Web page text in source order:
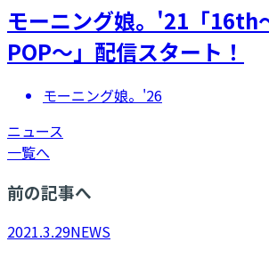
モーニング娘。'21「
POP～」配信スタート！
モーニング娘。'26
ニュース
一覧へ
前の記事へ
2021.3.29NEWS